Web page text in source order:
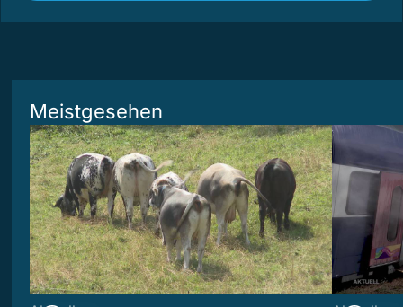
Meistgesehen